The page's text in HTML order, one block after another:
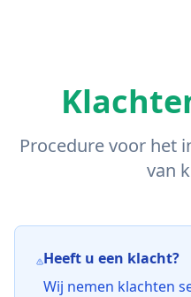
Procedure voor het
van
Heeft u een klacht?
Wij nemen klachten